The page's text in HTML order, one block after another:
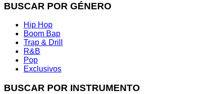
BUSCAR POR GÉNERO
Hip Hop
Boom Bap
Trap & Drill
R&B
Pop
Exclusivos
BUSCAR POR INSTRUMENTO